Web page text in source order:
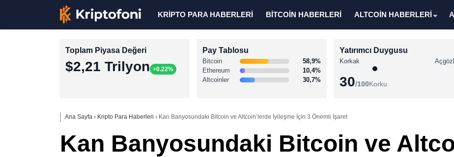
KRİPTO PARA HABERLERİ BİTCOİN HABERLERİ ALTCOİN HABERLERİ
Toplam Piyasa Değeri
$2,21 Trilyon +0.22%
Pay Tablosu
Bitcoin
58,9%
Ethereum
10,4%
Altcoinler
30,7%
Yatırımcı Duygusu
Korkak
30/100Korku
Ana Sayfa › Kripto Para Haberleri › Kan Banyosundaki Bitcoin ve Altcoin’lerde İyileşme İçin 3 Önemli İşaret
Kan Banyosundaki Bitcoin ve